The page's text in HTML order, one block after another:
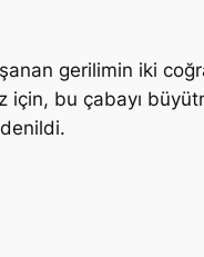
gerilimin iki
için, bu çabayı
denildi.